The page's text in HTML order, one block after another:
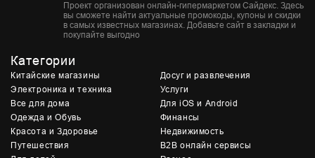
Проект организован онлайн-гипермаркетом Сайдекс. Здесь
вы сможете найти актуальные промокоды, купоны и скидки
в самых известных магазинах. Добавьте сайт в закладки и
покупайте выгодно
Категории
Китайские магазины
Электроника и техника
Все для дома
Одежда и Обувь
Красота и Здоровье
Путешествия
Досуг и развлечения
Услуги
Для iOS и Android
Финансы
Недвижимость
B2B онлайн сервисы